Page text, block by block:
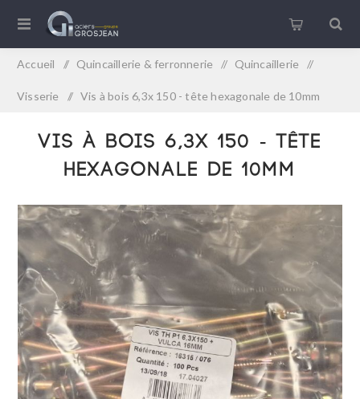
Accueil / Quincaillerie & ferronnerie / Quincaillerie /
Visserie / Vis à bois 6,3x 150 - tête hexagonale de 10mm
Vis à bois 6,3x 150 - tête
hexagonale de 10mm